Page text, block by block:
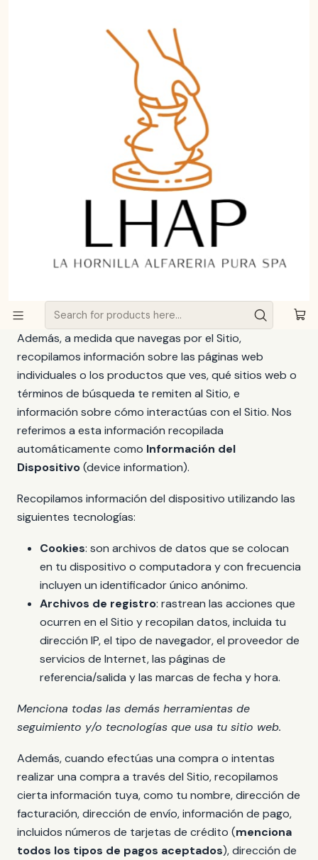
Política de privacidad
Política de privacidad
Esta Política de Privacidad describe cómo se recopila,
utiliza y comparte tu información personal cuando
visitas o realizas una compra en https://lhap.cl
QUÉ INFORMACIÓN PERSONAL RECOPILAMOS
Cuando visitas el Sitio, recopilamos automáticamente
cierta información sobre tu dispositivo, incluida
información sobre tu navegador web, dirección IP,
instaladas en tu dispositivo.
Además, a medida que navegas por el Sitio,
recopilamos información sobre las páginas web
individuales o los productos que ves, qué sitios web o
términos de búsqueda te remiten al Sitio, e
información sobre cómo interactúas con el Sitio. Nos
referimos a esta información recopilada
automáticamente como Información del
Dispositivo(device information).
Recopilamos información del dispositivo utilizando las
siguientes tecnologías:
Cookies: son archivos de datos que se colocan
en tu dispositivo o computadora y con frecuencia
incluyen un identificador único anónimo.
Archivos de registro: rastrean las acciones que
ocurren en el Sitio y recopilan datos, incluida tu
dirección IP, el tipo de navegador, el proveedor de
servicios de Internet, las páginas de
referencia/salida y las marcas de fecha y hora.
Menciona todas las demás herramientas de
seguimiento y/o tecnologías que usa tu sitio web.
Además, cuando efectúas una compra o intentas
realizar una compra a través del Sitio, recopilamos
cierta información tuya, como tu nombre, dirección de
facturación, dirección de envío, información de pago,
incluidos números de tarjetas de crédito (menciona
todos los tipos de pagos aceptados), dirección de